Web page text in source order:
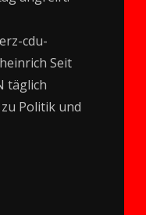
cdu-
Seit
täglich
Politik und